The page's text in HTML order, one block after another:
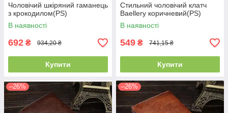
Чоловічий шкіряний гаманець
з крокодилом(PS)
В наявності
692 ₴ 934,20 ₴
Купити
Стильний чоловічий клатч
Baellery коричневий(PS)
В наявності
549 ₴ 741,15 ₴
Купити
–26% –26%